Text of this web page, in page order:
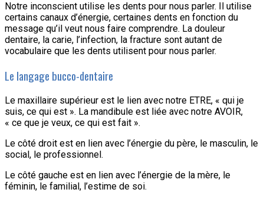
Notre inconscient utilise les dents pour nous parler. Il utilise
certains canaux d’énergie, certaines dents en fonction du
message qu’il veut nous faire comprendre. La douleur
dentaire, la carie, l’infection, la fracture sont autant de
vocabulaire que les dents utilisent pour nous parler.
Le langage bucco-dentaire
Le maxillaire supérieur est le lien avec notre ETRE, « qui je
suis, ce qui est ». La mandibule est liée avec notre AVOIR,
« ce que je veux, ce qui est fait ».
Le côté droit est en lien avec l’énergie du père, le masculin, le
social, le professionnel.
Le côté gauche est en lien avec l’énergie de la mère, le
féminin, le familial, l’estime de soi.